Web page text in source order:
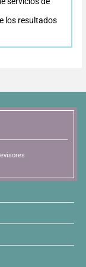
los resultados